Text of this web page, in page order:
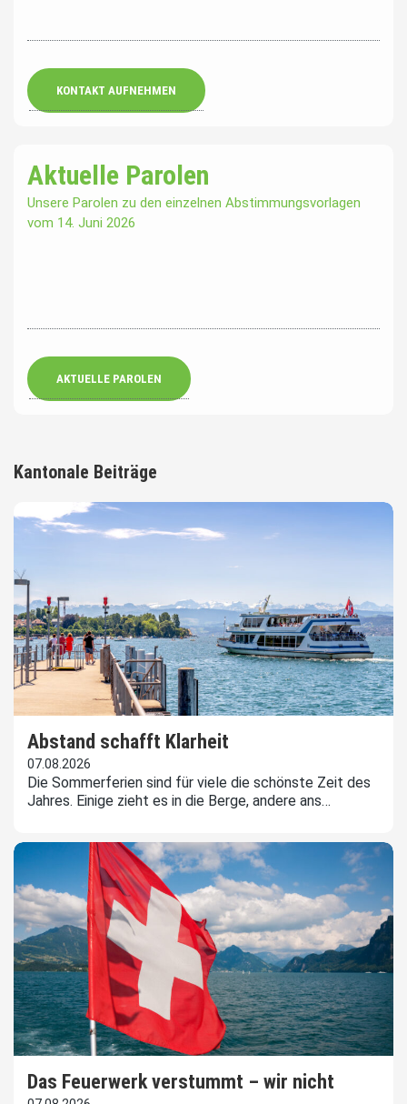
KONTAKT AUFNEHMEN
Aktuelle Parolen
Unsere Parolen zu den einzelnen Abstimmungsvorlagen
vom 14. Juni 2026
AKTUELLE PAROLEN
Kantonale Beiträge
Abstand schafft Klarheit
07.08.2026
Die Sommerferien sind für viele die schönste Zeit des
Jahres. Einige zieht es in die Berge, andere ans…
Das Feuerwerk verstummt – wir nicht